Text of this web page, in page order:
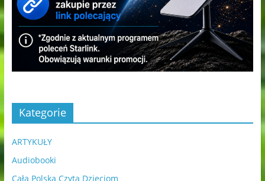
Kategorie
ARTYKUŁY
Audiobooki
Cała Polska Czyta Dzieciom